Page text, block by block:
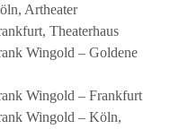
Artheater
Theaterhaus
Wingold – Goldene
Wingold – Frankfurt
Wingold – Köln,